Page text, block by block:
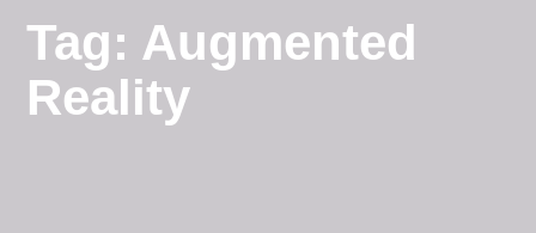
Tag: Augmented
Reality